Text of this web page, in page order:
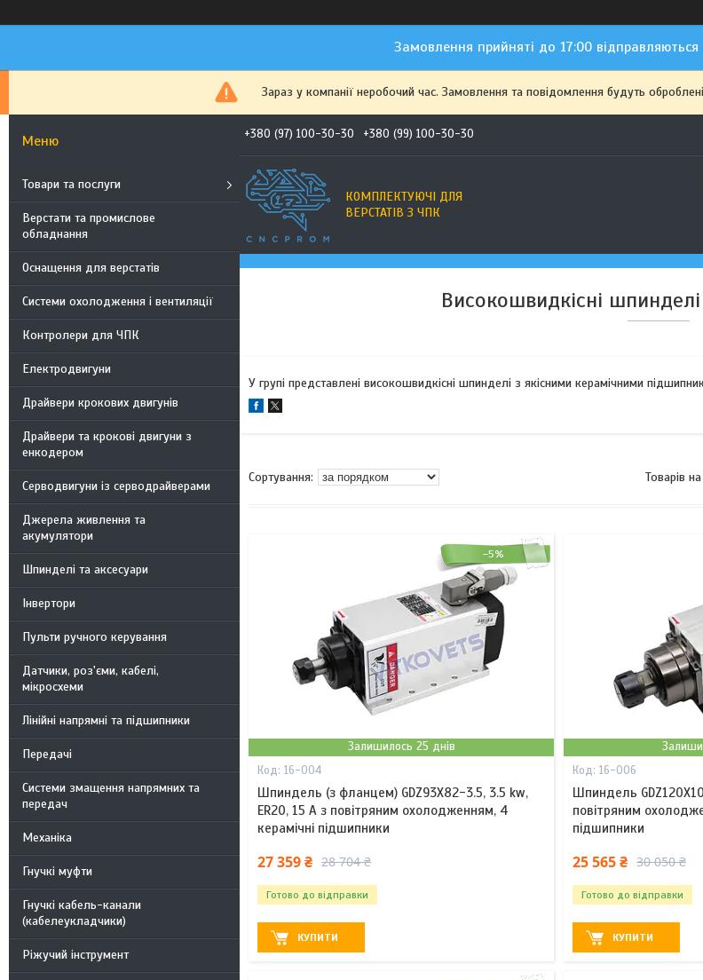
Замовлення прийняті до 17:00
Зараз у компанії неробочий час. Замовлення та повідомлення будуть
Товари та послуги
Верстати та промислове
обладнання
Оснащення для верстатів
Системи охолодження і вентиляції
Контролери для ЧПК
Електродвигуни
Драйвери крокових двигунів
Драйвери та крокові двигуни з
енкодером
Серводвигуни із серводрайверами
Джерела живлення та
акумулятори
Шпинделі та аксесуари
Інвертори
Пульти ручного керування
Датчики, роз'єми, кабелі,
мікросхеми
Лінійні напрямні та підшипники
Передачі
Системи змащення напрямних та
передач
Механіка
Гнучкі муфти
Гнучкі кабель-канали
(кабелеукладчики)
Ріжучий інструмент
+380 (97) 100-30-30 +380 (99) 100-30-30
КОМПЛЕКТУЮЧІ ДЛЯ
ВЕРСТАТІВ З ЧПК
Високошвидкісні
У групі представлені високошвидкісні шпинделі з якісними керамічними
–5%
Залишилось 25 днів
16-004
Шпиндель (з фланцем) GDZ93Х82-3.5, 3.5 kw,
ER20, 15 А з повітряним охолодженням, 4
керамічні підшипники
27 359 ₴ 28 704 ₴
Готово до відправки
КУПИТИ
16-006
Шпиндель
повітряним
підшипники
25 565 ₴ 30 050 ₴
Готово до відправки
КУПИТИ